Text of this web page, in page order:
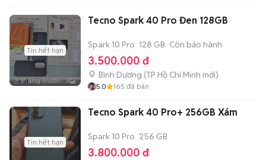
Tin hết hạn
3 tháng trước 3
Tecno Spark 40 Pro Đen 128GB
Spark 10 Pro 128 GB Còn bảo hành
3.500.000 đ
Bình Dương (TP Hồ Chí Minh mới)
5.0 165 đã bán
Tin hết hạn
Tecno Spark 40 Pro+ 256GB Xám
Spark 10 Pro 256 GB
3.800.000 đ